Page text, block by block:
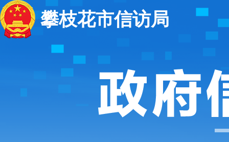
攀枝花市信访局